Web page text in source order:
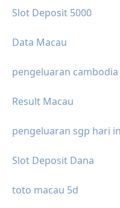
Slot Deposit 5000
Data Macau
pengeluaran cambodia
Result Macau
pengeluaran sgp hari
Slot Deposit Dana
toto macau 5d